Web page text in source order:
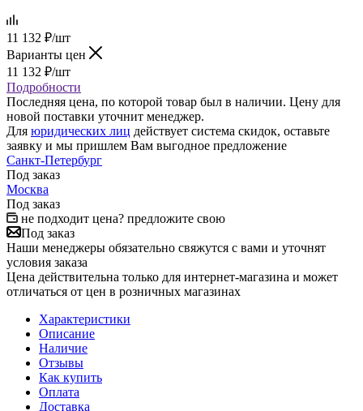
11 132 ₽/шт
Варианты цен
11 132 ₽/шт
Подробности
Последняя цена, по которой товар был в наличии. Цену для
новой поставки уточнит менеджер.
Для юридических лиц действует система скидок, оставьте
заявку и мы пришлем Вам выгодное предложение
Санкт-Петербург
Под заказ
Москва
Под заказ
не подходит цена? предложите свою
Под заказ
Наши менеджеры обязательно свяжутся с вами и уточнят
условия заказа
Цена действительна только для интернет-магазина и может
отличаться от цен в розничных магазинах
Характеристики
Описание
Наличие
Отзывы
Как купить
Оплата
Доставка